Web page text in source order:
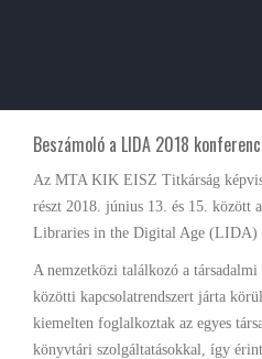
Beszámoló a LIDA 2018
Az MTA KIK EISZ Titkárság
részt 2018. június 13. és 15. között
Libraries in the Digital Age (LIDA)
A nemzetközi találkozó a társadalmi
közötti kapcsolatrendszert járta
kiemelten foglalkoztak az egyes
könyvtári szolgáltatásokkal, így